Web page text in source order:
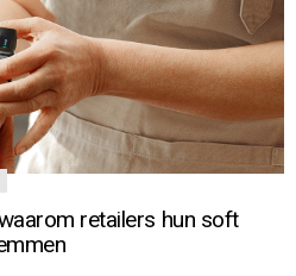
retailers hun soft